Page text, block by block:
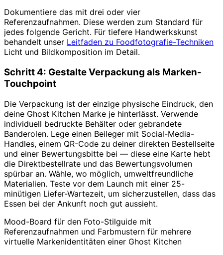
Dokumentiere das mit drei oder vier
Referenzaufnahmen. Diese werden zum Standard für
jedes folgende Gericht. Für tiefere Handwerkskunst
behandelt unser Leitfaden zu Foodfotografie-Techniken
Licht und Bildkomposition im Detail.
Schritt 4: Gestalte Verpackung als Marken-
Touchpoint
Die Verpackung ist der einzige physische Eindruck, den
deine Ghost Kitchen Marke je hinterlässt. Verwende
individuell bedruckte Behälter oder gebrandete
Banderolen. Lege einen Beileger mit Social-Media-
Handles, einem QR-Code zu deiner direkten Bestellseite
und einer Bewertungsbitte bei — diese eine Karte hebt
die Direktbestellrate und das Bewertungsvolumen
spürbar an. Wähle, wo möglich, umweltfreundliche
Materialien. Teste vor dem Launch mit einer 25-
minütigen Liefer-Wartezeit, um sicherzustellen, dass das
Essen bei der Ankunft noch gut aussieht.
Mood-Board für den Foto-Stilguide mit
Referenzaufnahmen und Farbmustern für mehrere
virtuelle Markenidentitäten einer Ghost Kitchen